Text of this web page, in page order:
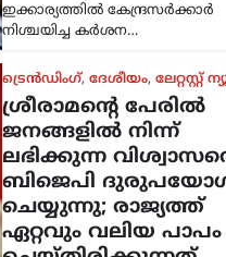
അപകീർത്തിപ്പെടുത്താൻ
പുതിയ…
ട്രെൻഡിംഗ്, ദേശീയം, ലേറ്റസ്റ്റ്
മെഹബൂബ മുഫ്തി
ത്രിവർണ്ണ പതാക
തലകീഴായി പിടിച്ചു;
‘തീവ്രവാദി’ എന്ന്
ഗിരിരാജ് സിംഗ്
ന്യൂസ് ഡെസ്ക്
ഓഗസ്റ്റ്‌ 5,